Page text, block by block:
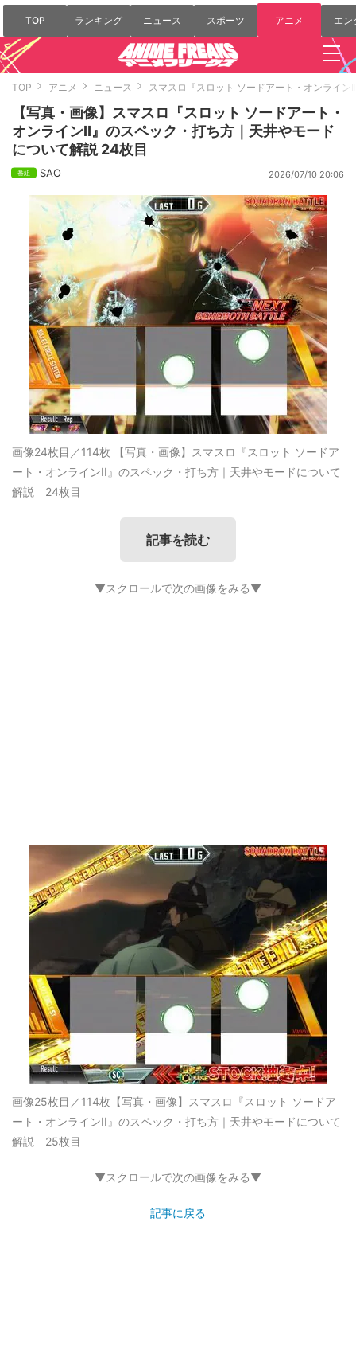
TOP ランキング ニュース スポーツ アニメ エン
TOP アニメ ニュース スマスロ『スロット ソードアート・オンライ
【写真・画像】スマスロ『スロット ソードアート・
オンラインII』のスペック・打ち方｜天井やモード
について解説 24枚目
SAO 2026/07/10 20:06
画像24枚目／114枚 【写真・画像】スマスロ『スロット ソードア
ート・オンラインII』のスペック・打ち方｜天井やモードについて
解説 24枚目
記事を読む
▼スクロールで次の画像をみる▼
画像25枚目／114枚 【写真・画像】スマスロ『スロット ソードア
ート・オンラインII』のスペック・打ち方｜天井やモードについて
解説 25枚目
▼スクロールで次の画像をみる▼
記事に戻る